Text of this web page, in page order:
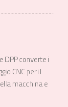
DPP converte i
CNC per il
macchina e